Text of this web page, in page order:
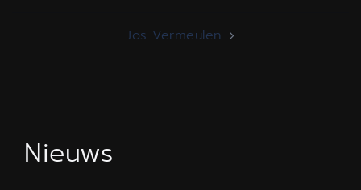
Jos Vermeulen
Nieuws